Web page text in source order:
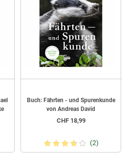
Buch: Fährten - und Spurenkunde
von Andreas David
CHF18,99
(2)